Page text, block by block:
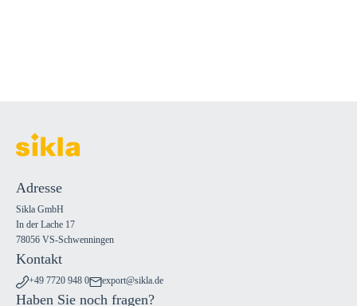
Adresse
Sikla GmbH
In der Lache 17
78056 VS-Schwenningen
Kontakt
+49 7720 948 0 export@sikla.de
Haben Sie noch fragen?